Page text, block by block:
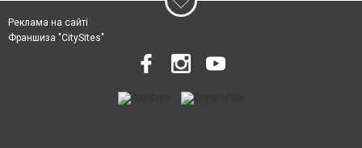
Реклама на сайті
Франшиза "CitySites"